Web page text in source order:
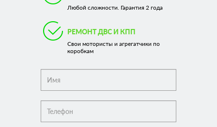
Любой сложности. Гарантия 2 года
РЕМОНТ ДВС И КПП
Свои мотористы и агрегатчики по
коробкам